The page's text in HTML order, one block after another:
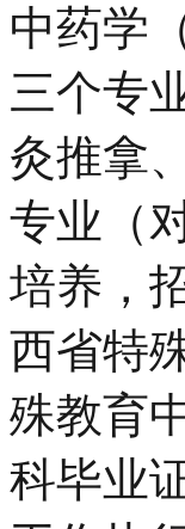
中药学
三个专
灸推拿
专业（
培养，
西省特
殊教育
科毕业